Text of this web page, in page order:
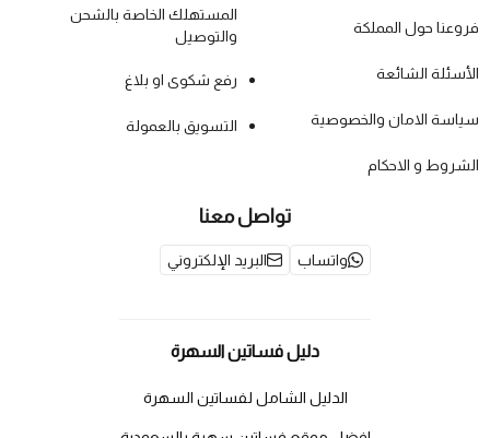
فروعنا حول المملكة
الأسئلة الشائعة
سياسة الامان والخصوصية
الشروط و الاحكام
المستهلك الخاصة بالشحن
والتوصيل
رفع شكوى او بلاغ
التسويق بالعمولة
تواصل معنا
واتساب البريد الإلكتروني
دليل فساتين السهرة
الدليل الشامل لفساتين السهرة